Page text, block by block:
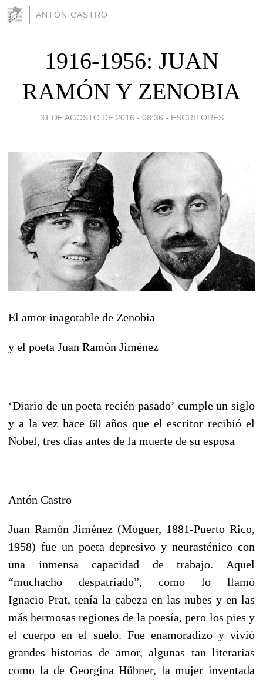
ANTÓN CASTRO
1916-1956: JUAN
RAMÓN Y ZENOBIA
31 DE AGOSTO DE 2016 - 08:36 - ESCRITORES
El amor inagotable de Zenobia
y el poeta Juan Ramón Jiménez
‘Diario de un poeta recién pasado’ cumple un siglo
y a la vez hace 60 años que el escritor recibió el
Nobel, tres días antes de la muerte de su esposa
Antón Castro
Juan Ramón Jiménez (Moguer, 1881-Puerto Rico,
1958) fue un poeta depresivo y neurasténico con
una inmensa capacidad de trabajo. Aquel
“muchacho despatriado”, como lo llamó
Ignacio Prat, tenía la cabeza en las nubes y en las
más hermosas regiones de la poesía, pero los pies y
el cuerpo en el suelo. Fue enamoradizo y vivió
grandes historias de amor, algunas tan literarias
como la de Georgina Hübner, la mujer inventada